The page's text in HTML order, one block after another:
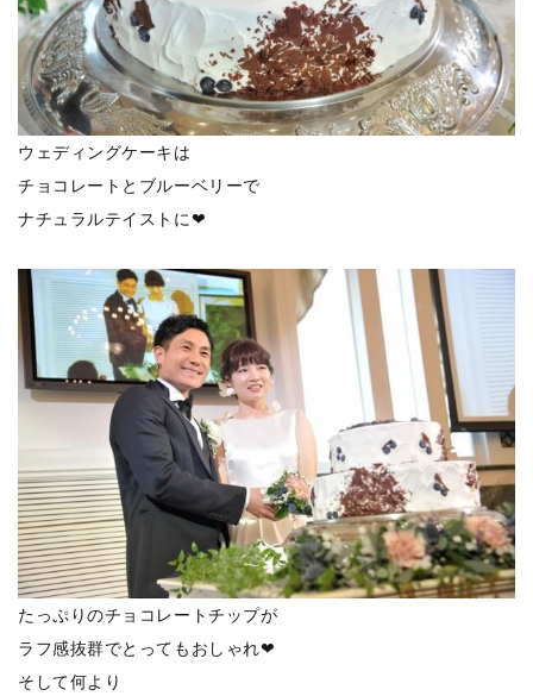
ウェディングケーキは
チョコレートとブルーベリーで
ナチュラルテイストに❤
たっぷりのチョコレートチップが
ラフ感抜群でとってもおしゃれ❤
そして何より